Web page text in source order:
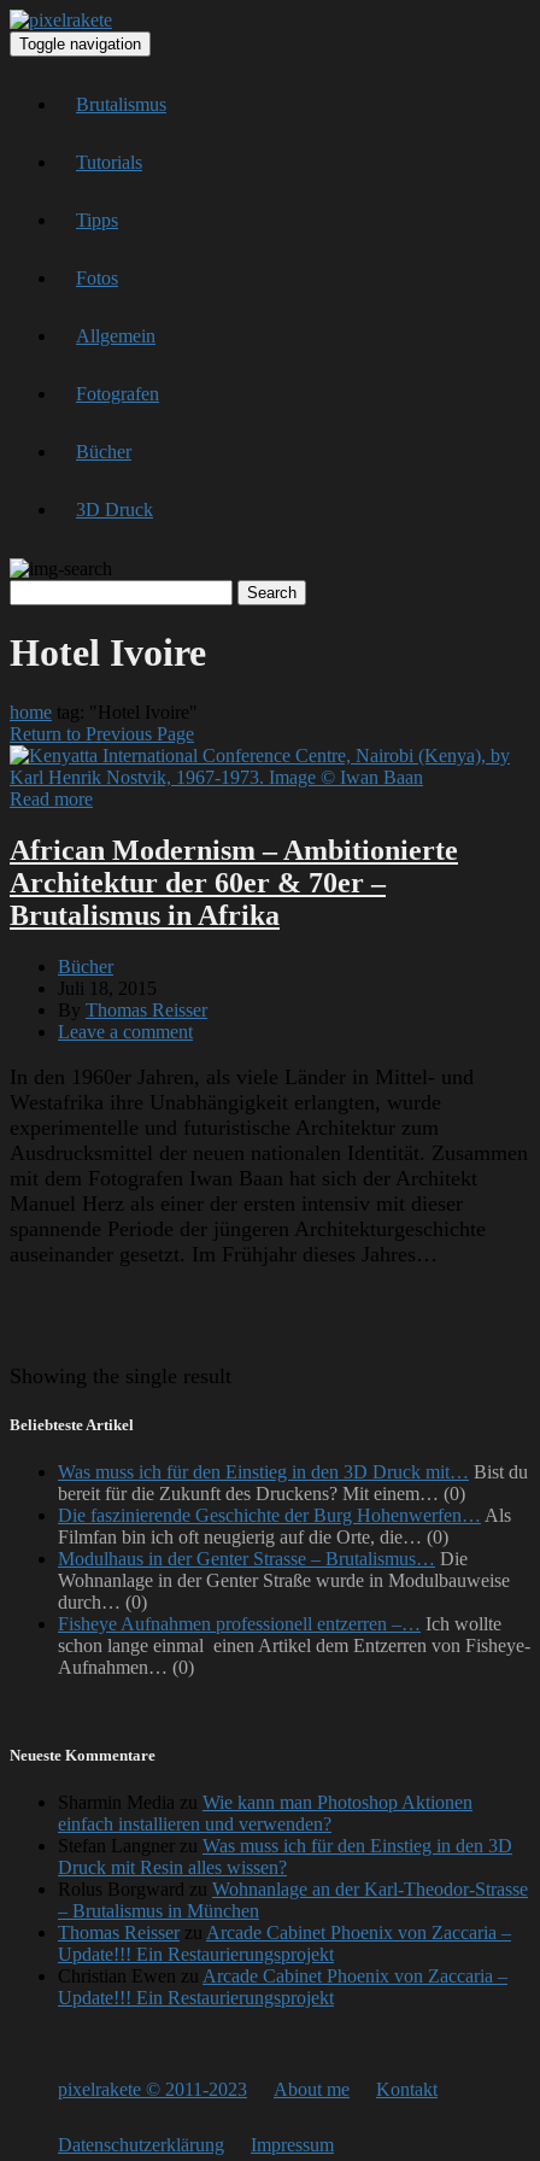
Toggle navigation
Brutalismus
Tutorials
Tipps
Fotos
Allgemein
Fotografen
Bücher
3D Druck
Hotel Ivoire
home tag: "Hotel Ivoire"
Return to Previous Page
Read more
African Modernism – Ambitionierte
Architektur der 60er & 70er –
Brutalismus in Afrika
Bücher
Juli 18, 2015
By Thomas Reisser
Leave a comment
In den 1960er Jahren, als viele Länder in Mittel- und
Westafrika ihre Unabhängigkeit erlangten, wurde
experimentelle und futuristische Architektur zum
Ausdrucksmittel der neuen nationalen Identität. Zusammen
mit dem Fotografen Iwan Baan hat sich der Architekt
Manuel Herz als einer der ersten intensiv mit dieser
spannende Periode der jüngeren Architekturgeschichte
auseinander gesetzt. Im Frühjahr dieses Jahres…
Showing the single result
Beliebteste Artikel
Was muss ich für den Einstieg in den 3D Druck mit… Bist du
bereit für die Zukunft des Druckens? Mit einem… (0)
Die faszinierende Geschichte der Burg Hohenwerfen… Als
Filmfan bin ich oft neugierig auf die Orte, die… (0)
Modulhaus in der Genter Strasse – Brutalismus… Die
Wohnanlage in der Genter Straße wurde in Modulbauweise
durch… (0)
Fisheye Aufnahmen professionell entzerren –… Ich wollte
schon lange einmal einen Artikel dem Entzerren von Fisheye-
Aufnahmen… (0)
Neueste Kommentare
Sharmin Media zu Wie kann man Photoshop Aktionen
einfach installieren und verwenden?
Stefan Langner zu Was muss ich für den Einstieg in den 3D
Druck mit Resin alles wissen?
Rolus Borgward zu Wohnanlage an der Karl-Theodor-Strasse
– Brutalismus in München
Thomas Reisserzu Arcade Cabinet Phoenix von Zaccaria –
Update!!! Ein Restaurierungsprojekt
Christian Ewen zu Arcade Cabinet Phoenix von Zaccaria –
Update!!! Ein Restaurierungsprojekt
pixelrakete © 2011-2023 About me Kontakt
Datenschutzerklärung Impressum